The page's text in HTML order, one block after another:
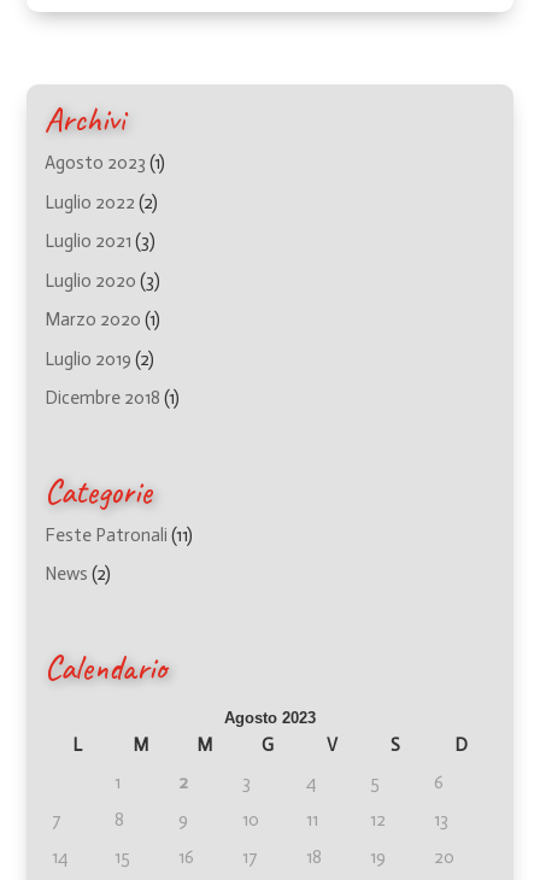
Archivi
Agosto 2023 (1)
Luglio 2022 (2)
Luglio 2021 (3)
Luglio 2020 (3)
Marzo 2020 (1)
Luglio 2019 (2)
Dicembre 2018 (1)
Categorie
Feste Patronali (11)
News (2)
Calendario
Agosto 2023
L M M G V S
D
1
2 3 4 5
6
7
8 9 10 11 12
13
14
15 16 17 18 19
20